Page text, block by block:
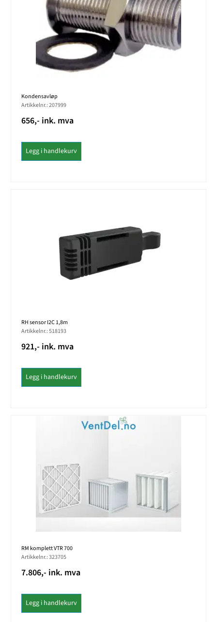
Kondensavløp
Artikkelnr.: 207999
656,- ink. mva
Legg i handlekurv
RH sensor I2C 1,8m
Artikkelnr.: 518193
921,- ink. mva
Legg i handlekurv
RM komplett VTR 700
Artikkelnr.: 323705
7.806,- ink. mva
Legg i handlekurv